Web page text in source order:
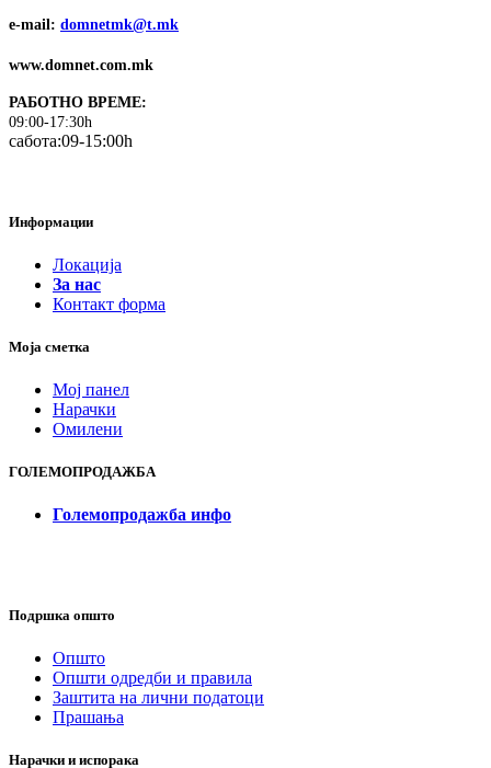
e-mail: domnetmk@t.mk
www.domnet.com.mk
РАБОТНО ВРЕМЕ:
09:00-17:30h
сабота:09-15:00h
Информации
Локација
За нас
Контакт форма
Моја сметка
Мој панел
Нарачки
Омилени
ГОЛЕМОПРОДАЖБА
Големопродажба инфо
Подршка општо
Општо
Општи одредби и правила
Заштита на лични податоци
Прашања
Нарачки и испорака